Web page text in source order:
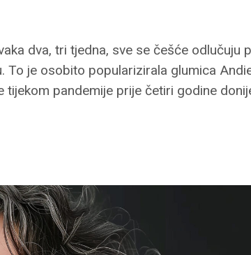
dva, tri tjedna, sve se češće odlučuju
je osobito popularizirala glumica
pandemije prije četiri godine